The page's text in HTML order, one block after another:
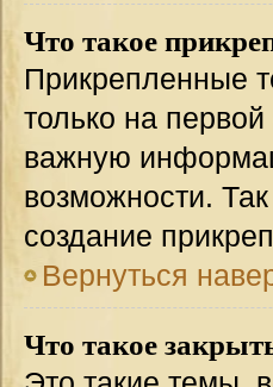
Что такое
Прикрепленные
только на
важную
возможности.
создание
Вернуться
Что такое